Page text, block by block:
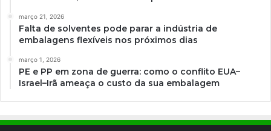
março 21, 2026
Falta de solventes pode parar a indústria de
embalagens flexíveis nos próximos dias
março 1, 2026
PE e PP em zona de guerra: como o conflito EUA–
Israel–Irã ameaça o custo da sua embalagem